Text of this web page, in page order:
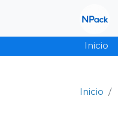
Inicio
Inicio